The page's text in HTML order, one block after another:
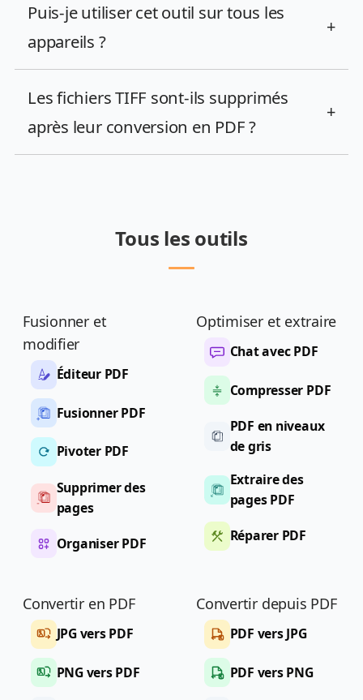
Puis-je utiliser cet outil sur tous les
appareils ?
+
Les fichiers TIFF sont-ils supprimés
après leur conversion en PDF ?
+
Tous les outils
Fusionner et
modifier
Éditeur PDF
Fusionner PDF
Pivoter PDF
Supprimer des
pages
Organiser PDF
Optimiser et extraire
Chat avec PDF
Compresser PDF
PDF en niveaux
de gris
Extraire des
pages PDF
Réparer PDF
Convertir en PDF
JPG vers PDF
PNG vers PDF
Convertir depuis PDF
PDF vers JPG
PDF vers PNG